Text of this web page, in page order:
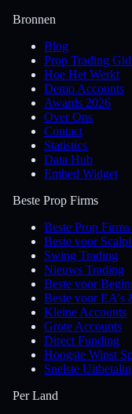
Bronnen
Blog
Prop Trading
Hoe Het Werkt
Demo Accounts
Awards 2026
Over Ons
Contact
Statistics
Data Hub
Embed Widget
Beste Prop Firms
Beste Prop
Beste voor
Swing Trading
Nieuws Trading
Beste voor
Beste voor EA's
Kleine Accounts
Grote Accounts
Direct Funding
Hoogste Winst
Snelste
Per Land